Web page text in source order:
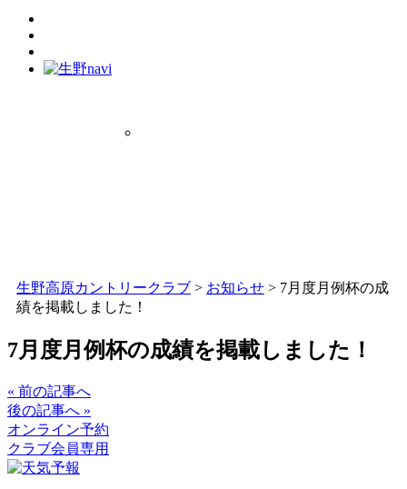
生野高原カントリークラブ > お知らせ > 7月度月例杯の成
績を掲載しました！
7月度月例杯の成績を掲載しました！
« 前の記事へ
後の記事へ »
オンライン予約
クラブ会員専用